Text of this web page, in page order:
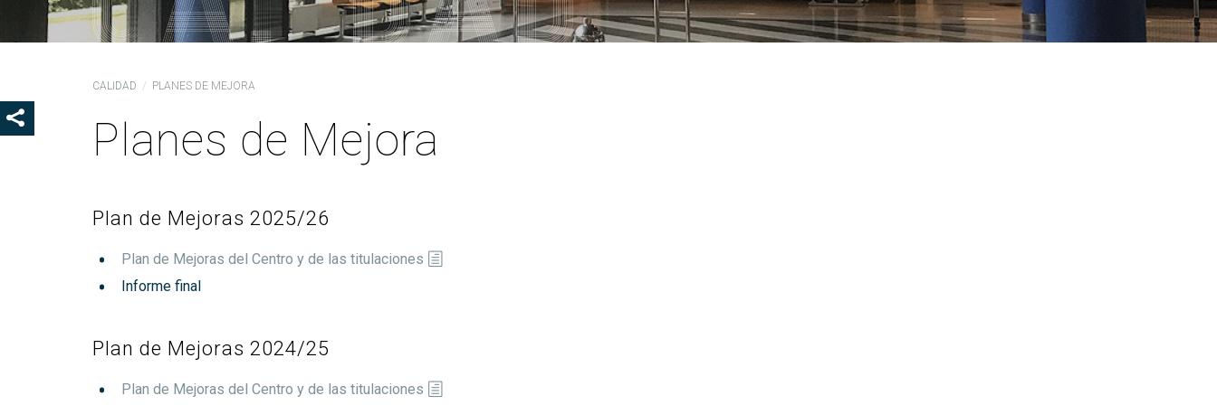
Órganos de gobierno
Coordinación
Igualdad
Guía de bienvenida para el
profesorado nuevo
extracurriculares
Prácticas en empresa
PARS Grado y Máster en
Ingeniería Informática
títulos
Reconocimientos de calidad
CALIDAD PLANES DE MEJORA
Planes de Mejora
Plan de Mejoras 2025/26
Plan de Mejoras del Centro y de las titulaciones
Informe final
Plan de Mejoras 2024/25
Plan de Mejoras del Centro y de las titulaciones
SHOW SHARE BUTTONS